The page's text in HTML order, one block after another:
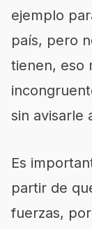
ejemplo
país, pero
tienen, eso
sin avisarle
Es
partir de
fuerzas,